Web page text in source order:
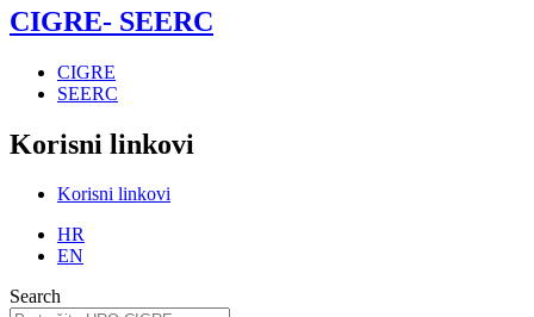
CIGRE- SEERC
CIGRE
SEERC
Korisni linkovi
Korisni linkovi
HR
EN
Search